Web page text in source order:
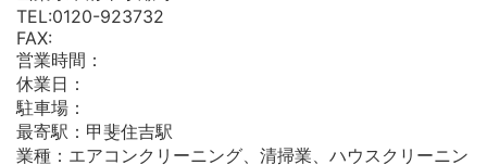
TEL:0120-923732
FAX:
営業時間：
休業日：
駐車場：
最寄駅：甲斐住吉駅
業種：エアコンクリーニング、清掃業、ハウスクリーニン